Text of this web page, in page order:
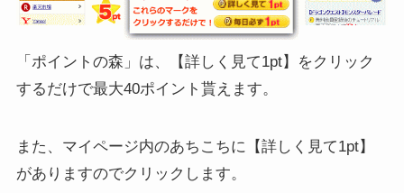
「ポイントの森」は、【詳しく見て1pt】をクリック
するだけで最大40ポイント貰えます。
また、マイページ内のあちこちに【詳しく見て1pt】
がありますのでクリックします。